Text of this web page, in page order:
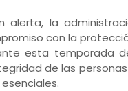
alerta, la
con la
esta temporada
de las